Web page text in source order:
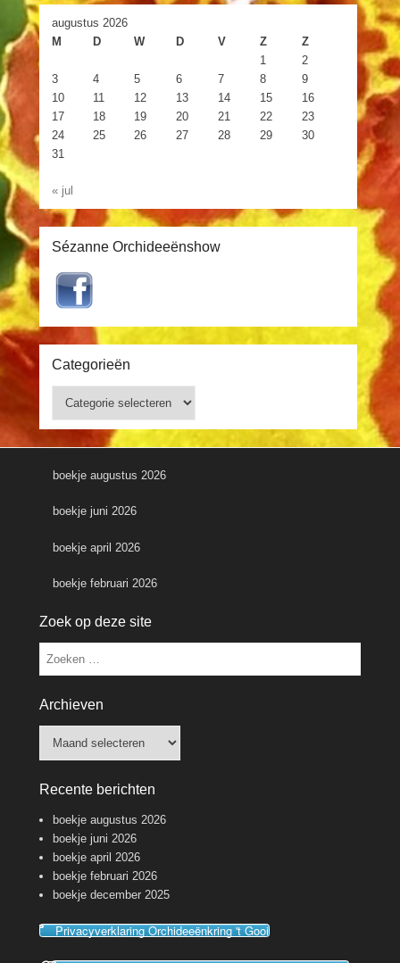
augustus 2026
M
D W D V Z
Z
1
2
3
4 5 6 7 8
9
10
11 12 13 14 15
16
17
18 19 20 21 22
23
24
25 26 27 28 29
30
31
« jul
Sézanne Orchideeënshow
Categorieën
boekje augustus 2026
boekje juni 2026
boekje april 2026
boekje februari 2026
Zoek op deze site
Zoeken
Archieven
Recente berichten
boekje augustus 2026
boekje juni 2026
boekje april 2026
boekje februari 2026
boekje december 2025
Privacyverklaring Orchideeënkring 't Gooi